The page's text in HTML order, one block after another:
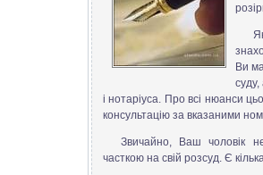
Ви
і нотаріуса. Про всі нюанси
консультацію за вказаними
Звичайно, Ваш чоловік
часткою на свій розсуд. Є